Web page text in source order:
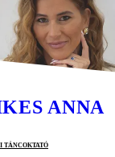
ANNA
táncoktató